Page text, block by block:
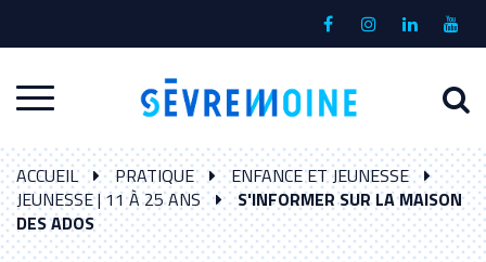
Lien
compte
Lien
Lien
compte
Lien
la
Aller
à
la
navigation
à
ACCUEIL PRATIQUE
ENFANCE ET JEUNESSE
JEUNESSE | 11 À 25 ANS
S'INFORMER SUR LA MAISON
DES ADOS